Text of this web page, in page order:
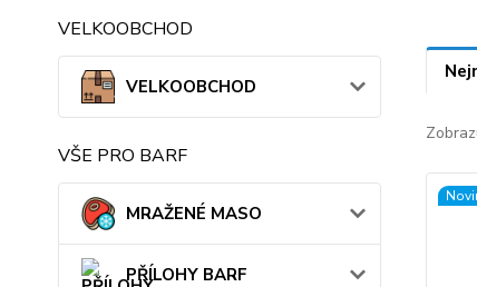
VELKOOBCHOD
VELKOOBCHOD
VŠE PRO BARF
MRAŽENÉ MASO
PŘÍLOHY BARF